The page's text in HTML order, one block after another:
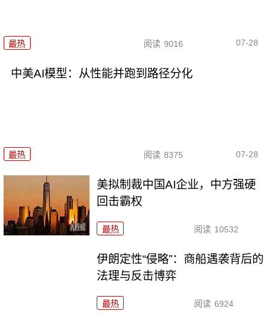
最热 阅读 9016 07-28
中美AI模型：从性能并跑到路径分化
最热 阅读 8375 07-28
美拟制裁中国AI企业，中方强硬
回击霸权
最热 阅读 10532
伊朗定性“侵略”：商船遇袭背后的
法理与反击博弈
最热 阅读 6924